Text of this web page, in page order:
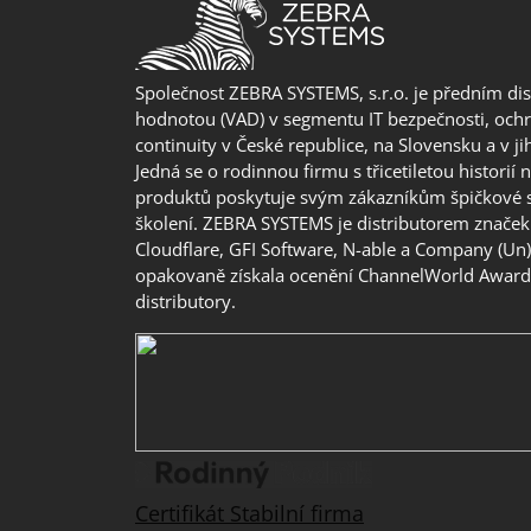
Společnost ZEBRA SYSTEMS, s.r.o. je předním
hodnotou (VAD) v segmentu IT bezpečnosti,
continuity v České republice, na Slovensku a v
Jedná se o rodinnou firmu s třicetiletou historií
produktů poskytuje svým zákazníkům špičkové
školení. ZEBRA SYSTEMS je distributorem
Cloudflare, GFI Software, N-able a Company
opakovaně získala ocenění ChannelWorld
distributory.
Certifikát Stabilní firma